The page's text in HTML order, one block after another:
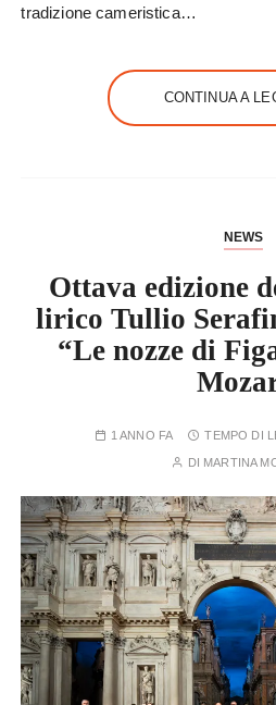
tradizione cameristica…
CONTINUA A
NEWS
Ottava edizione
lirico Tullio
“Le nozze di
1 ANNO FA TEMPO DI
DI MARTINA